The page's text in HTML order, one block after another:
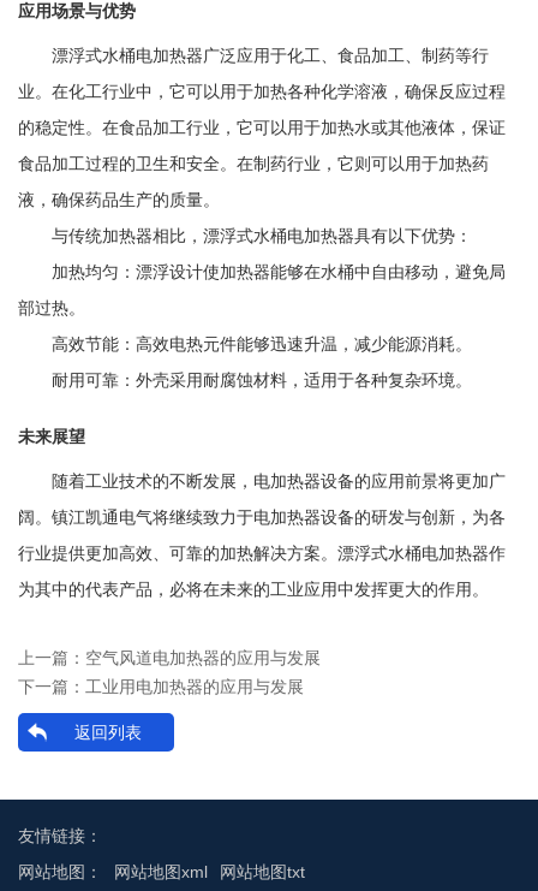
应用场景与优势
漂浮式水桶电加热器广泛应用于化工、食品加工、制药等行
业。在化工行业中，它可以用于加热各种化学溶液，确保反应过程
的稳定性。在食品加工行业，它可以用于加热水或其他液体，保证
食品加工过程的卫生和安全。在制药行业，它则可以用于加热药
液，确保药品生产的质量。
与传统加热器相比，漂浮式水桶电加热器具有以下优势：
加热均匀：漂浮设计使加热器能够在水桶中自由移动，避免局
部过热。
高效节能：高效电热元件能够迅速升温，减少能源消耗。
耐用可靠：外壳采用耐腐蚀材料，适用于各种复杂环境。
未来展望
随着工业技术的不断发展，电加热器设备的应用前景将更加广
阔。镇江凯通电气将继续致力于电加热器设备的研发与创新，为各
行业提供更加高效、可靠的加热解决方案。漂浮式水桶电加热器作
为其中的代表产品，必将在未来的工业应用中发挥更大的作用。
上一篇： 空气风道电加热器的应用与发展
下一篇： 工业用电加热器的应用与发展
返回列表
友情链接：
网站地图：
网站地图xml 网站地图txt